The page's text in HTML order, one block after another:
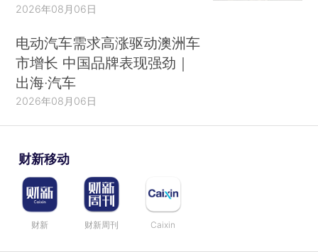
2026年08月06日
电动汽车需求高涨驱动澳洲车
市增长 中国品牌表现强劲｜
出海·汽车
2026年08月06日
财新移动
财新 财新周刊 Caixin